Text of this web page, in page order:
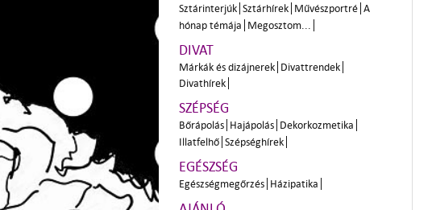
Sztárinterjúk Sztárhírek Művészportré A
hónap témája Megosztom...
DIVAT
Márkák és dizájnerek Divattrendek
Divathírek
SZÉPSÉG
Bőrápolás Hajápolás Dekorkozmetika
Illatfelhő Szépséghírek
EGÉSZSÉG
Egészségmegőrzés Házipatika